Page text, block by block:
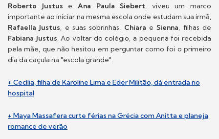
Roberto Justus e Ana Paula Siebert, viveu um marco
importante ao iniciar na mesma escola onde estudam sua irmã,
Rafaella Justus, e suas sobrinhas, Chiara eSienna, filhas de
Fabiana Justus. Ao voltar do colégio, a pequena foi recebida
pela mãe, que não hesitou em perguntar como foi o primeiro
dia da caçula na "escola grande".
+ Cecília, filha de Karoline Lima e Eder Militão, dá entrada no
hospital
+ Maya Massafera curte férias na Grécia com Anitta e planeja
romance de verão